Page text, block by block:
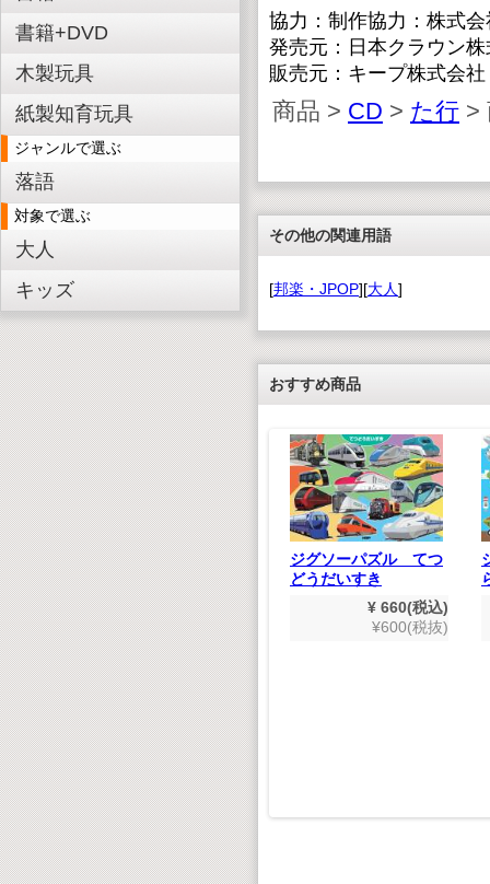
書籍+DVD
木製玩具
紙製知育玩具
ジャンルで選ぶ
落語
対象で選ぶ
大人
キッズ
協力：制作協力：株式
発売元：日本クラウン
販売元：キープ株式会社
商品 > CD > た行 >
その他の関連用語
[邦楽・JPOP][大人]
おすすめ商品
ほんち
税込)
税抜)
世紀の巨匠たち クラ
シック名演集 CD50枚
組
¥ 9,900(税込)
¥9,000(税抜)
ジグソーパズル てつ
どうだいすき
¥ 660(税込)
¥600(税抜)